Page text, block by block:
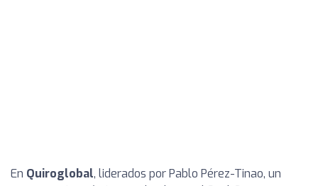
En Quiroglobal, liderados por Pablo Pérez-Tinao, un